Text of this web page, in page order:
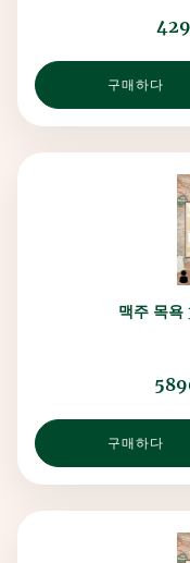
구매하다
맥주 목
구매하다